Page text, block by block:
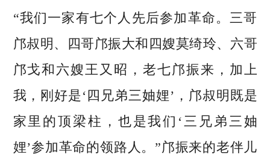
“我们一家有七个人先后参加革命。三哥
邝叔明、四哥邝振大和四嫂莫绮玲、六哥
邝戈和六嫂王又昭，老七邝振来，加上
我，刚好是‘四兄弟三妯娌’，邝叔明既是
家里的顶梁柱，也是我们‘三兄弟三妯
娌’参加革命的领路人。”邝振来的老伴儿